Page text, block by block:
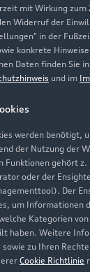
mit Wirkung
Widerruf der
in der
konkrete
Daten finden Sie
und im
werden benötigt,
der Nutzung der
Funktionen gehört z.
oder der
Der
um Informationen
Kategorien
haben. Weitere
sowie zu Ihren
Cookie Richtlinie
vereinbaren
e-tron